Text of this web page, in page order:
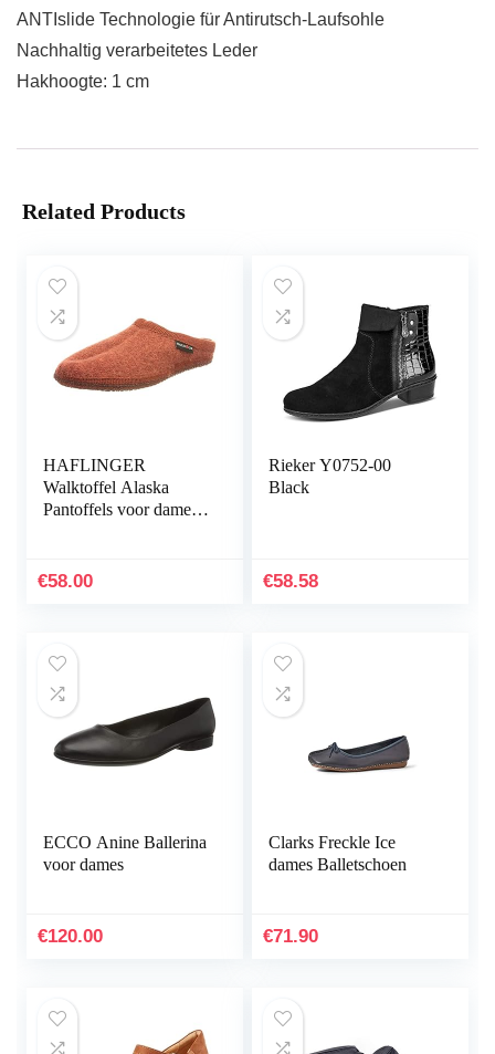
ANTIslide Technologie für Antirutsch-Laufsohle
Nachhaltig verarbeitetes Leder
Hakhoogte: 1 cm
Related Products
HAFLINGER
Walktoffel Alaska
Pantoffels voor dames,
€58.00
Rieker Y0752-00
Black
€58.58
ECCO Anine Ballerina
voor dames
€120.00
Clarks Freckle Ice
dames Balletschoen
€71.90